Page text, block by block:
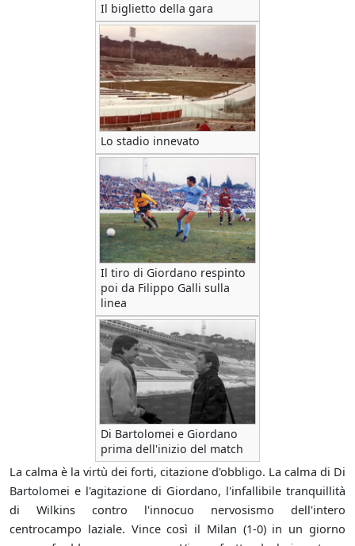
Il biglietto della gara
Lo stadio innevato
Il tiro di Giordano respinto
poi da Filippo Galli sulla
linea
Di Bartolomei e Giordano
prima dell'inizio del match
La calma è la virtù dei forti, citazione d'obbligo. La calma di Di
Bartolomei e l'agitazione di Giordano, l'infallibile tranquillità
di Wilkins contro l'innocuo nervosismo dell'intero
centrocampo laziale. Vince così il Milan (1-0) in un giorno